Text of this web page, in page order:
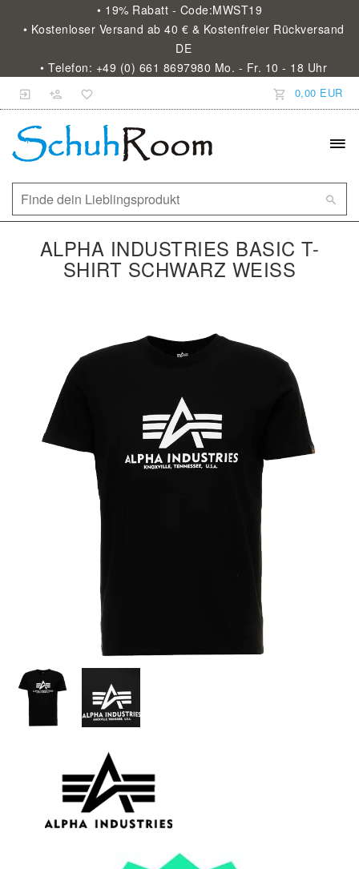
• 19% Rabatt - Code:MWST19
• Kostenloser Versand ab 40 € & Kostenfreier Rückversand
DE
• Telefon: +49 (0) 661 8697980 Mo. - Fr. 10 - 18 Uhr
0,00 EUR
ALPHA INDUSTRIES BASIC T-
SHIRT SCHWARZ WEISS